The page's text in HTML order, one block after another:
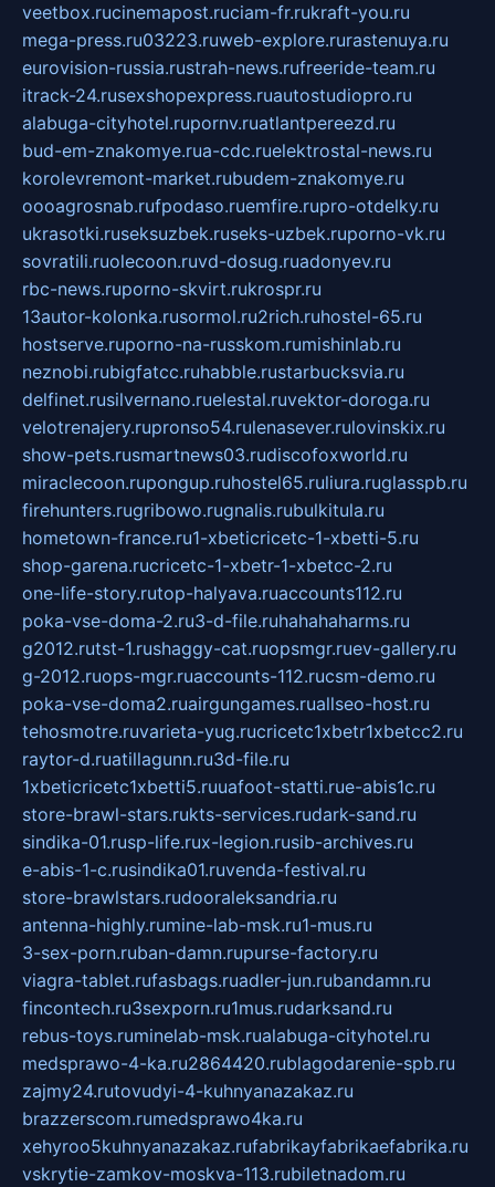
veetbox.rucinemapost.ruciam-fr.rukraft-you.ru
mega-press.ru03223.ruweb-explore.rurastenuya.ru
eurovision-russia.rustrah-news.rufreeride-team.ru
itrack-24.rusexshopexpress.ruautostudiopro.ru
alabuga-cityhotel.rupornv.ruatlantpereezd.ru
bud-em-znakomye.rua-cdc.ruelektrostal-news.ru
korolevremont-market.rubudem-znakomye.ru
oooagrosnab.rufpodaso.ruemfire.rupro-otdelky.ru
ukrasotki.ruseksuzbek.ruseks-uzbek.ruporno-vk.ru
sovratili.ruolecoon.ruvd-dosug.ruadonyev.ru
rbc-news.ruporno-skvirt.rukrospr.ru
13autor-kolonka.rusormol.ru2rich.ruhostel-65.ru
hostserve.ruporno-na-russkom.rumishinlab.ru
neznobi.rubigfatcc.ruhabble.rustarbucksvia.ru
delfinet.rusilvernano.ruelestal.ruvektor-doroga.ru
velotrenajery.rupronso54.rulenasever.rulovinskix.ru
show-pets.rusmartnews03.rudiscofoxworld.ru
miraclecoon.rupongup.ruhostel65.ruliura.ruglasspb.ru
firehunters.rugribowo.rugnalis.rubulkitula.ru
hometown-france.ru1-xbeticricetc-1-xbetti-5.ru
shop-garena.rucricetc-1-xbetr-1-xbetcc-2.ru
one-life-story.rutop-halyava.ruaccounts112.ru
poka-vse-doma-2.ru3-d-file.ruhahahaharms.ru
g2012.rutst-1.rushaggy-cat.ruopsmgr.ruev-gallery.ru
g-2012.ruops-mgr.ruaccounts-112.rucsm-demo.ru
poka-vse-doma2.ruairgungames.ruallseo-host.ru
tehosmotre.ruvarieta-yug.rucricetc1xbetr1xbetcc2.ru
raytor-d.ruatillagunn.ru3d-file.ru
1xbeticricetc1xbetti5.ruuafoot-statti.rue-abis1c.ru
store-brawl-stars.rukts-services.rudark-sand.ru
sindika-01.rusp-life.rux-legion.rusib-archives.ru
e-abis-1-c.rusindika01.ruvenda-festival.ru
store-brawlstars.rudooraleksandria.ru
antenna-highly.rumine-lab-msk.ru1-mus.ru
3-sex-porn.ruban-damn.rupurse-factory.ru
viagra-tablet.rufasbags.ruadler-jun.rubandamn.ru
fincontech.ru3sexporn.ru1mus.rudarksand.ru
rebus-toys.ruminelab-msk.rualabuga-cityhotel.ru
medsprawo-4-ka.ru2864420.rublagodarenie-spb.ru
zajmy24.rutovudyi-4-kuhnyanazakaz.ru
brazzerscom.rumedsprawo4ka.ru
xehyroo5kuhnyanazakaz.rufabrikayfabrikaefabrika.ru
vskrytie-zamkov-moskva-113.rubiletnadom.ru